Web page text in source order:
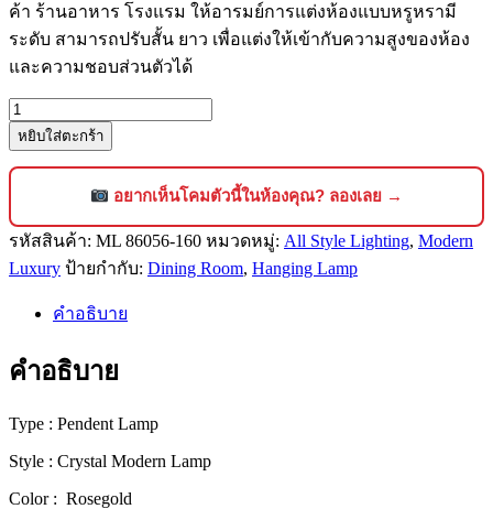
ค้า ร้านอาหาร โรงแรม ให้อารมย์การแต่งห้องแบบหรูหรามี
ระดับ สามารถปรับสั้น ยาว เพื่อแต่งให้เข้ากับความสูงของห้อง
และความชอบส่วนตัวได้
จำนวน
โคม
ไฟ
แขวน
เพดาน
สไตล์
ลัก
ชัว
รี่
พรีเมียม
[86056-
หยิบใส่ตะกร้า
อยากเห็นโคมตัวนี้ในห้องคุณ? ลองเลย →
รหัสสินค้า: ML 86056-160 หมวดหมู่: All Style Lighting, Modern
Luxury ป้ายกำกับ: Dining Room, Hanging Lamp
คำอธิบาย
คำอธิบาย
Type : Pendent Lamp
Style : Crystal Modern Lamp
Color : Rosegold